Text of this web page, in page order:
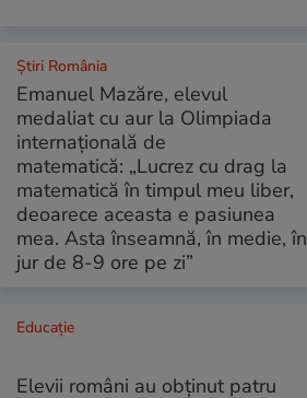
Știri România
Emanuel Mazăre, elevul
medaliat cu aur la Olimpiada
internațională de
matematică: „Lucrez cu drag la
matematică în timpul meu liber,
deoarece aceasta e pasiunea
mea. Asta înseamnă, în medie, în
jur de 8-9 ore pe zi”
Educație
Elevii români au obținut patru